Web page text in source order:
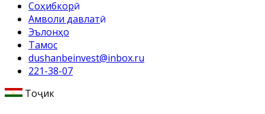
Соҳибкорӣ
Амволи давлатӣ
Эълонҳо
Тамос
dushanbeinvest@inbox.ru
221-38-07
Тоҷикӣ